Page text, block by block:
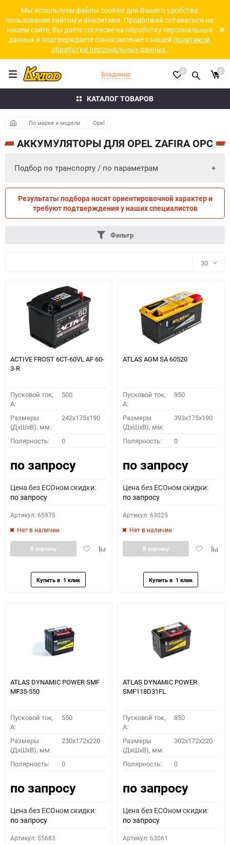
Мы используем файлы cookies для Вашего удобства
пользования сайтом и аналитики. Продолжая оставаться на
нашем сайте, Вы даёте согласие на обработку персональных
данных и подтверждаете ознакомление с нашей политикой
обработки персональных данных.
КАТАЛОГ ТОВАРОВ
Владимир 0 0
По марке и модели Opel
АККУМУЛЯТОРЫ ДЛЯ OPEL ZAFIRA OPC
Подбор по транспорту / по параметрам
ПО ТРАНСПОРТУ ПО ПАРАМЕТРАМ
ПОДОБРАТЬ
Как определить полярность?
0 - обратная 1 - прямая 3 - обратная 4 - прямая
Результаты подбора носят ориентировочной характер и
требуют подтверждения у наших специалистов
Фильтр
30
30
60
ACTIVE FROST 6СТ-60VL АF 60-
3-R
Пусковой ток,
A:
500
Размеры
(ДхШхВ), мм:
242x175x190
Полярность: 0
по запросу
Цена без ECOном скидки:
по запросу
Артикул: 65975
Нет в наличии
ДобавитьДобавить
В корзину
ATLAS AGM SA 60520
Пусковой ток,
A:
950
Размеры
(ДхШхВ), мм:
393x175x190
Полярность: 0
по запросу
Цена без ECOном скидки:
по запросу
Артикул: 63025
Нет в наличии
Добавить
В корзину
ATLAS DYNAMIC POWER SMF
MF35-550
Пусковой ток,
A:
550
Размеры
(ДхШхВ), мм:
230x172x220
Полярность: 0
по запросу
Цена без ECOном скидки:
по запросу
Артикул: 55683
ATLAS DYNAMIC POWER
SMF118D31FL
Пусковой ток,
A:
850
Размеры
(ДхШхВ), мм:
302x172x220
Полярность: 0
по запросу
Цена без ECOном скидки:
по запросу
Артикул: 63061